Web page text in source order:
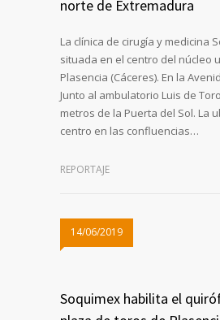
norte de Extremadura
La clínica de cirugía y medicina
situada en el centro del núcleo
Plasencia (Cáceres). En la
Junto al ambulatorio Luis de
metros de la Puerta del Sol. La
centro en las confluencias…
REPORTAJE
14/06/2019
Soquimex habilita el